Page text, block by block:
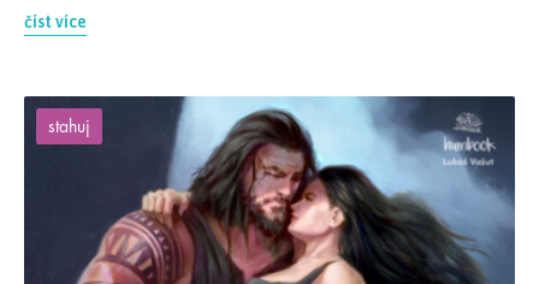
číst více
stahuj